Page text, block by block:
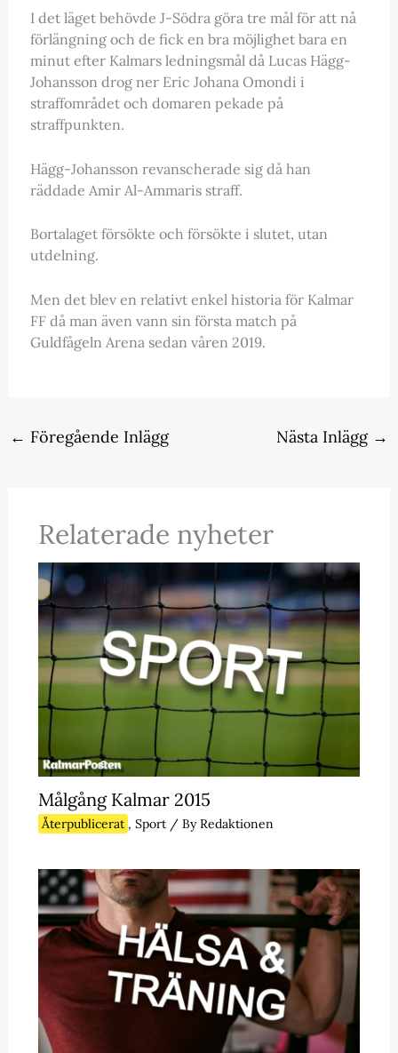
I det läget behövde J-Södra göra tre mål för att nå
förlängning och de fick en bra möjlighet bara en
minut efter Kalmars ledningsmål då Lucas Hägg-
Johansson drog ner Eric Johana Omondi i
straffområdet och domaren pekade på
straffpunkten.
Hägg-Johansson revanscherade sig då han
räddade Amir Al-Ammaris straff.
Bortalaget försökte och försökte i slutet, utan
utdelning.
Men det blev en relativt enkel historia för Kalmar
FF då man även vann sin första match på
Guldfågeln Arena sedan våren 2019.
← Föregående Inlägg Nästa Inlägg →
Relaterade nyheter
Målgång Kalmar 2015
Återpublicerat , Sport/ ByRedaktionen